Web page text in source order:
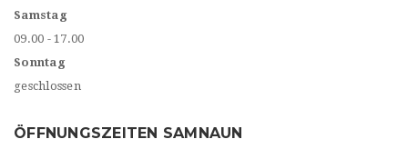
Samstag
09.00 - 17.00
Sonntag
geschlossen
ÖFFNUNGSZEITEN SAMNAUN